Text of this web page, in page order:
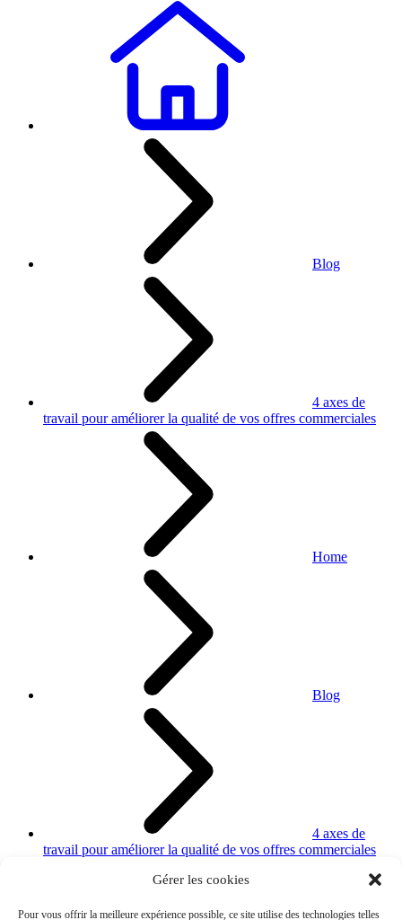
Gérer les cookies
Pour vous offrir la meilleure expérience possible, ce site utilise des technologies telles
Blog
4 axes de
travail pour améliorer la qualité de vos offres commerciales
Home
Blog
4 axes de
travail pour améliorer la qualité de vos offres commerciales